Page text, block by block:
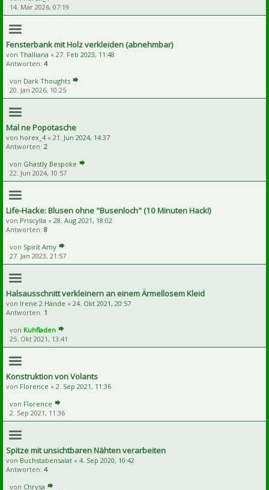
14. Mär 2026, 07:19
Fensterbank mit Holz verkleiden (abnehmbar)
von Thalliana « 27. Feb 2023, 11:48
Antworten: 4
von Dark Thoughts
20. Jan 2026, 10:25
Mal ne Popotasche
von horex_4 « 21. Jun 2024, 14:37
Antworten: 2
von Ghastly Bespoke
22. Jun 2024, 10:57
Life-Hacke: Blusen ohne "Busenloch" (10 Minuten Hack!)
von Priscylla « 28. Aug 2021, 18:02
Antworten: 8
von Spirit Amy
27. Jan 2023, 21:57
Halsausschnitt verkleinern an einem Ärmellosem Kleid
von Irene 2 Hände « 24. Okt 2021, 20:57
Antworten: 1
von Kuhfladen
25. Okt 2021, 13:41
Konstruktion von Volants
von Florence « 2. Sep 2021, 11:36
von Florence
2. Sep 2021, 11:36
Spitze mit unsichtbaren Nähten verarbeiten
von Buchstabensalat « 4. Sep 2020, 10:42
Antworten: 4
von Chrysa